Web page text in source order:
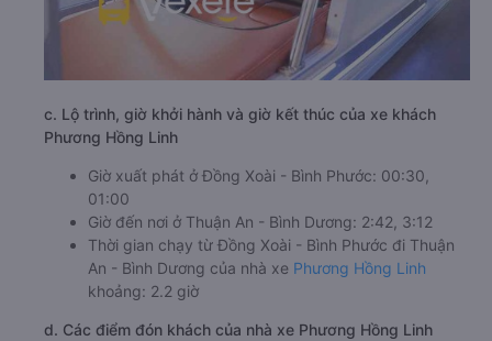
c. Lộ trình, giờ khởi hành và giờ kết thúc của xe khách
Phương Hồng Linh
Giờ xuất phát ở Đồng Xoài - Bình Phước: 00:30,
01:00
Giờ đến nơi ở Thuận An - Bình Dương: 2:42, 3:12
Thời gian chạy từ Đồng Xoài - Bình Phước đi Thuận
An - Bình Dương của nhà xe Phương Hồng Linh
khoảng: 2.2 giờ
d. Các điểm đón khách của nhà xe Phương Hồng Linh